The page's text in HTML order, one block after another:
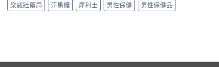
樂威壯藥局
汗馬糖 犀利士 男性保健 男性保健品